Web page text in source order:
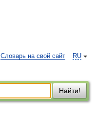
RU
Словарь на свой сайт
Найти!